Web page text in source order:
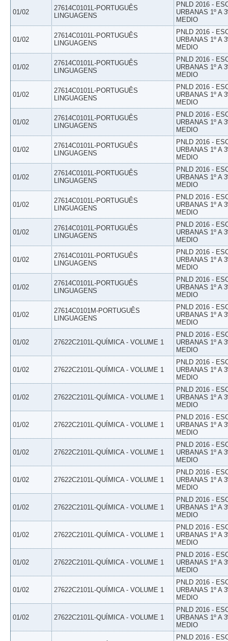
01/02
27614C0101L-PORTUGUÊS
LINGUAGENS
PNLD 2016 -
URBANAS 1º A
MEDIO
01/02
27614C0101L-PORTUGUÊS
LINGUAGENS
PNLD 2016 -
URBANAS 1º A
MEDIO
01/02
27614C0101L-PORTUGUÊS
LINGUAGENS
PNLD 2016 -
URBANAS 1º A
MEDIO
01/02
27614C0101L-PORTUGUÊS
LINGUAGENS
PNLD 2016 -
URBANAS 1º A
MEDIO
01/02
27614C0101L-PORTUGUÊS
LINGUAGENS
PNLD 2016 -
URBANAS 1º A
MEDIO
01/02
27614C0101L-PORTUGUÊS
LINGUAGENS
PNLD 2016 -
URBANAS 1º A
MEDIO
01/02
27614C0101L-PORTUGUÊS
LINGUAGENS
PNLD 2016 -
URBANAS 1º A
MEDIO
01/02
27614C0101L-PORTUGUÊS
LINGUAGENS
PNLD 2016 -
URBANAS 1º A
MEDIO
01/02
27614C0101L-PORTUGUÊS
LINGUAGENS
PNLD 2016 -
URBANAS 1º A
MEDIO
01/02
27614C0101L-PORTUGUÊS
LINGUAGENS
PNLD 2016 -
URBANAS 1º A
MEDIO
01/02
27614C0101L-PORTUGUÊS
LINGUAGENS
PNLD 2016 -
URBANAS 1º A
MEDIO
01/02
27614C0101M-PORTUGUÊS
LINGUAGENS
PNLD 2016 -
URBANAS 1º A
MEDIO
01/02 27622C2101L-QUÍMICA - VOLUME 1
PNLD 2016 -
URBANAS 1º A
MEDIO
01/02 27622C2101L-QUÍMICA - VOLUME 1
PNLD 2016 -
URBANAS 1º A
MEDIO
01/02 27622C2101L-QUÍMICA - VOLUME 1
PNLD 2016 -
URBANAS 1º A
MEDIO
01/02 27622C2101L-QUÍMICA - VOLUME 1
PNLD 2016 -
URBANAS 1º A
MEDIO
01/02 27622C2101L-QUÍMICA - VOLUME 1
PNLD 2016 -
URBANAS 1º A
MEDIO
01/02 27622C2101L-QUÍMICA - VOLUME 1
PNLD 2016 -
URBANAS 1º A
MEDIO
01/02 27622C2101L-QUÍMICA - VOLUME 1
PNLD 2016 -
URBANAS 1º A
MEDIO
01/02 27622C2101L-QUÍMICA - VOLUME 1
PNLD 2016 -
URBANAS 1º A
MEDIO
01/02 27622C2101L-QUÍMICA - VOLUME 1
PNLD 2016 -
URBANAS 1º A
MEDIO
01/02 27622C2101L-QUÍMICA - VOLUME 1
PNLD 2016 -
URBANAS 1º A
MEDIO
01/02 27622C2101L-QUÍMICA - VOLUME 1
PNLD 2016 -
URBANAS 1º A
MEDIO
PNLD 2016 -